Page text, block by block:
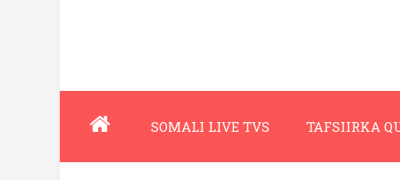
SOMALI LIVE TVS TAFSIIRKA